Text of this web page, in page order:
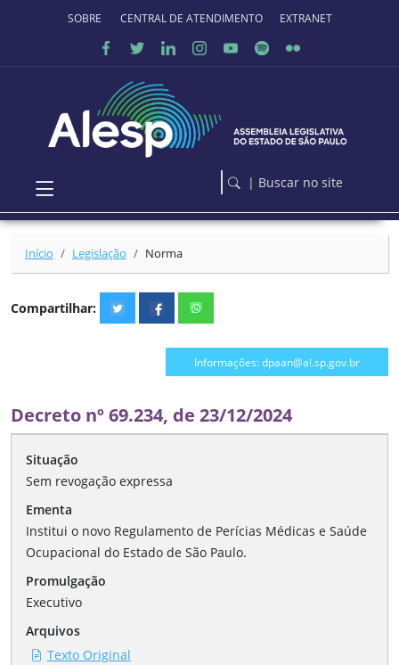
Ir para o conteúdo principal
SOBRE O PORTALCENTRAL DE ATENDIMENTO EXTRANET
| Buscar no site
Início Legislação Norma
Compartilhar:
Informações: dpaan@al.sp.gov.br
Decreto nº 69.234, de 23/12/2024
Situação
Sem revogação expressa
Ementa
Institui o novo Regulamento de Perícias Médicas e Saúde
Ocupacional do Estado de São Paulo.
Promulgação
Executivo
Arquivos
Texto Original